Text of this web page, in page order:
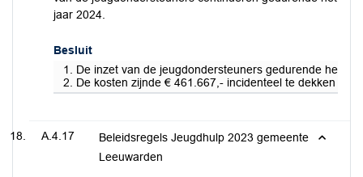
jaar 2024.
Besluit
1. De inzet van de jeugdondersteuners gedurende het
2. De kosten zijnde € 461.667,- incidenteel te dekken uit
A.4.17
Beleidsregels Jeugdhulp 2023 gemeente
Leeuwarden